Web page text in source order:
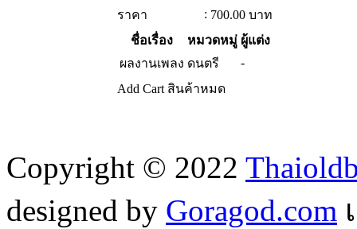
ราคา
: 700.00 บาท
ชื่อเรื่อง
หมวดหมู่ ผู้แต่ง
ผลงานเพลง ดนตรี
-
Add Cart สินค้าหมด
Copyright © 2022
designed by Goragod.com